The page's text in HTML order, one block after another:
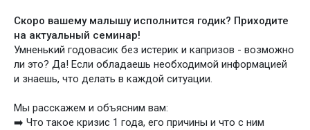
Скоро вашему малышу исполнится годик? Приходите
на актуальный семинар!
Умненький годовасик без истерик и капризов - возможно
ли это? Да! Если обладаешь необходимой информацией
и знаешь, что делать в каждой ситуации.
Мы расскажем и объясним вам:
➡️ Что такое кризис 1 года, его причины и что с ним